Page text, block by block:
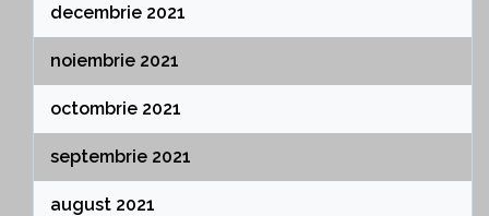
decembrie 2021
noiembrie 2021
octombrie 2021
septembrie 2021
august 2021